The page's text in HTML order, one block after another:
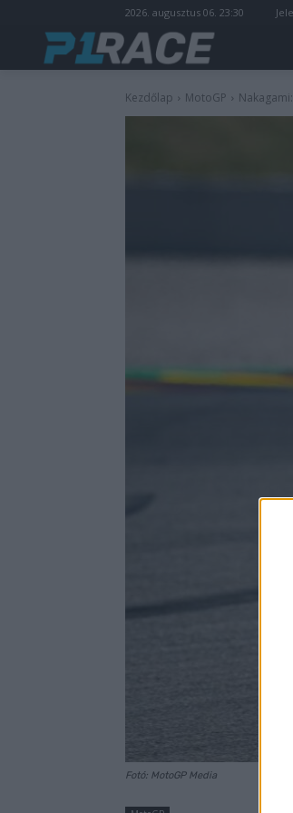
2026. augusztus 06. 23:30
Kezdőlap MotoGP
Fotó: MotoGP Media